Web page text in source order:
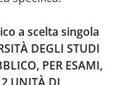
a scelta singola
DEGLI STUDI
PER ESAMI,